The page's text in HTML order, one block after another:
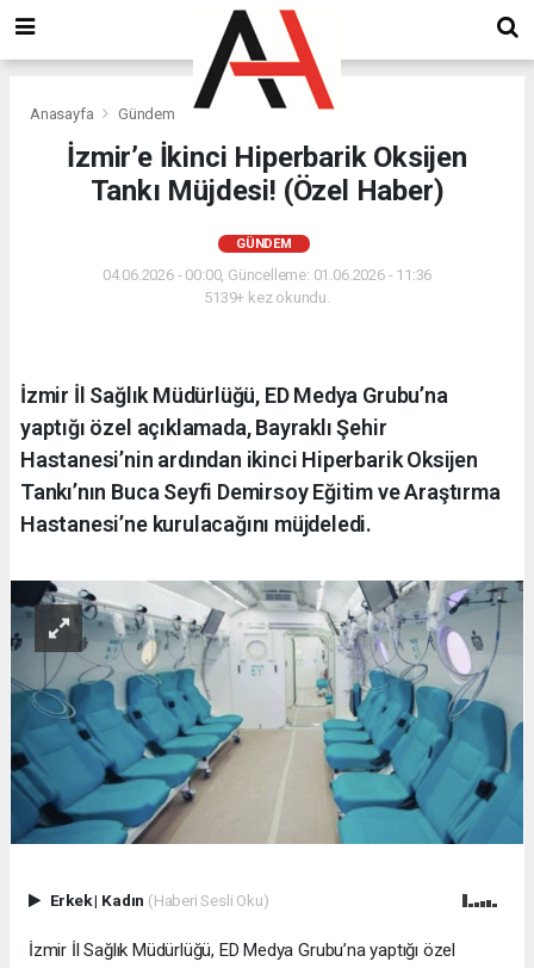
Anasayfa Gündem
İzmir’e İkinci Hiperbarik Oksijen
Tankı Müjdesi! (Özel Haber)
GÜNDEM
04.06.2026 - 00:00, Güncelleme: 01.06.2026 - 11:36
5139+ kez okundu.
İzmir İl Sağlık Müdürlüğü, ED Medya Grubu’na
yaptığı özel açıklamada, Bayraklı Şehir
Hastanesi’nin ardından ikinci Hiperbarik Oksijen
Tankı’nın Buca Seyfi Demirsoy Eğitim ve Araştırma
Hastanesi’ne kurulacağını müjdeledi.
Erkek| Kadın (Haberi Sesli Oku)
İzmir İl Sağlık Müdürlüğü, ED Medya Grubu’na yaptığı özel